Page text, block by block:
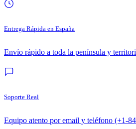
Entrega Rápida en España
Envío rápido a toda la península y
Soporte Real
Equipo atento por email y teléfono (+1-